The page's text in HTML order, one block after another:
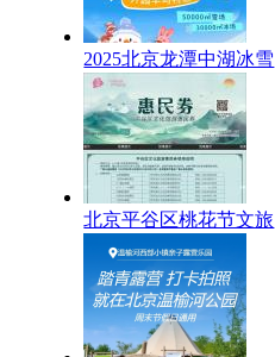
2025北京龙潭中湖冰雪
北京平谷区桃花节文旅